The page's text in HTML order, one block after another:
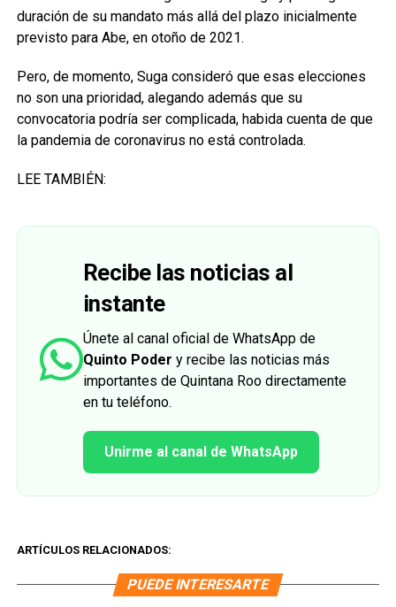
duración de su mandato más allá del plazo inicialmente
previsto para Abe, en otoño de 2021.
Pero, de momento, Suga consideró que esas elecciones
no son una prioridad, alegando además que su
convocatoria podría ser complicada, habida cuenta de que
la pandemia de coronavirus no está controlada.
LEE TAMBIÉN:
Recibe las noticias al
instante
Únete al canal oficial de WhatsApp de
Quinto Poder y recibe las noticias más
importantes de Quintana Roo directamente
en tu teléfono.
Unirme al canal de WhatsApp
ARTÍCULOS RELACIONADOS:
PUEDE INTERESARTE